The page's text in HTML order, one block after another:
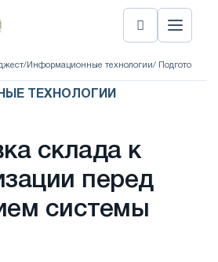
/ Информационные технологии/ Подготовка
ТЕХНОЛОГИИ
склада к
перед
системы